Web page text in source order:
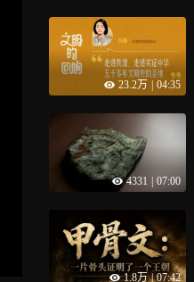
23.2万 04:35
4331 07:00
1.8万 | 07:42